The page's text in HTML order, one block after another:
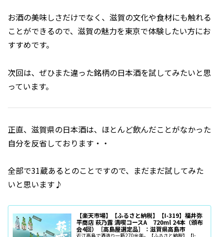
お酒の美味しさだけでなく、滋賀の文化や食材にも触れる
ことができるので、滋賀の魅力を東京で体験したい方にお
すすめです。
次回は、ぜひまた違った銘柄の日本酒を試してみたいと思
っています。
正直、滋賀県の日本酒は、ほとんど飲んだことがなかった
自分を反省しております・・
全部で31蔵あるとのことですので、まだまだ試してみた
いと思います♪
【楽天市場】【ふるさと納税】【I-319】福井弥
平商店 萩乃露 満喫コースA 720ml 24本（頒布
会4回）［高島屋選定品］：滋賀県高島市
近江高島で酒造り一筋270余年。【ふるさと納税】【I-